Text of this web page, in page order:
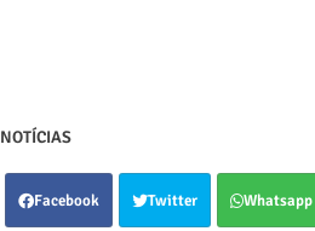
NOTÍCIAS
Facebook Twitter Whatsapp